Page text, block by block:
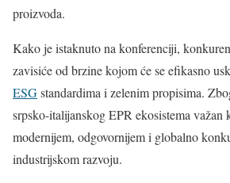
proizvoda.
Kako je istaknuto na konferenciji,
zavisiće od brzine kojom će se efikasno
ESGstandardima i zelenim propisima.
srpsko-italijanskog EPR ekosistema važan
modernijem, odgovornijem i globalno
industrijskom razvoju.